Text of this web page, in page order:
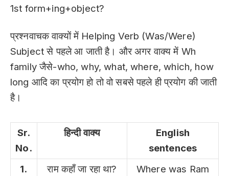
1st form+ing+object?
प्रश्नवाचक वाक्यों में Helping Verb (Was/Were)
Subject से पहले आ जाती है। और अगर वाक्य में Wh
family जैसे-who, why, what, where, which, how
long आदि का प्रयोग हो तो वो सबसे पहले ही प्रयोग की जाती
है।
Sr.
No.
हिन्दी वाक्य
English
sentences
1.
राम कहाँ जा रहा था?
Where was Ram